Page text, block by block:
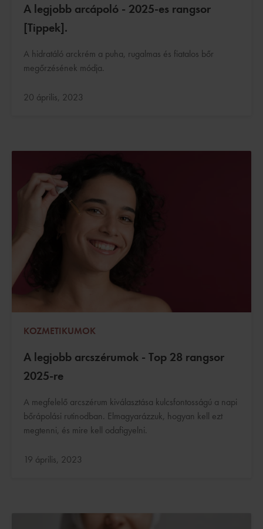
A legjobb arcápoló - 2025-es rangsor
[Tippek].
A hidratáló arckrém a puha, rugalmas és fiatalos bőr
megőrzésének módja.
Frissítve:
20 április, 2023
KOZMETIKUMOK
A legjobb arcszérumok - Top 28 rangsor
2025-re
A megfelelő arcszérum kiválasztása kulcsfontosságú a napi
bőrápolási rutinodban. Elmagyarázzuk, hogyan kell ezt
megtenni, és mire kell odafigyelni.
Frissítve:
19 április, 2023